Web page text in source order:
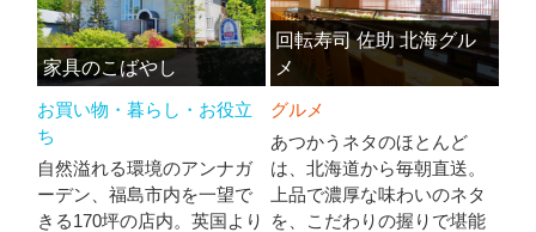
家具のこばやし
お買い物・暮らし・お役立
ち
自然溢れる環境のアンナガ
ーデン、福島市内を一望で
きる170坪の店内。英国より
回転寿司 佐助 北海グル
メ
グルメ
あつかうネタのほとんど
は、北海道から毎朝直送。
上品で濃厚な味わいのネタ
を、こだわりの握りで堪能